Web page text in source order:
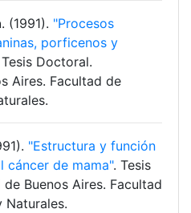
. (1991). "Procesos
porficenos y
Doctoral.
Aires. Facultad de
"Estructura y función
cáncer de mama". Tesis
Buenos Aires. Facultad
Naturales.